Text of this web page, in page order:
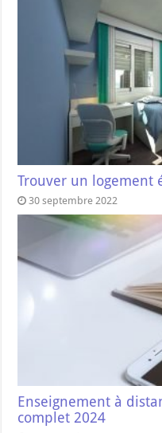
Trouver un logement
30 septembre 2022
Enseignement à
complet 2024